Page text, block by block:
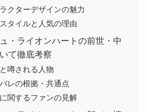
クターデザインの魅力
タイルと人気の理由
・ライオンハートの前世・中
て徹底考察
噂される人物
レの根拠・共通点
関するファンの見解